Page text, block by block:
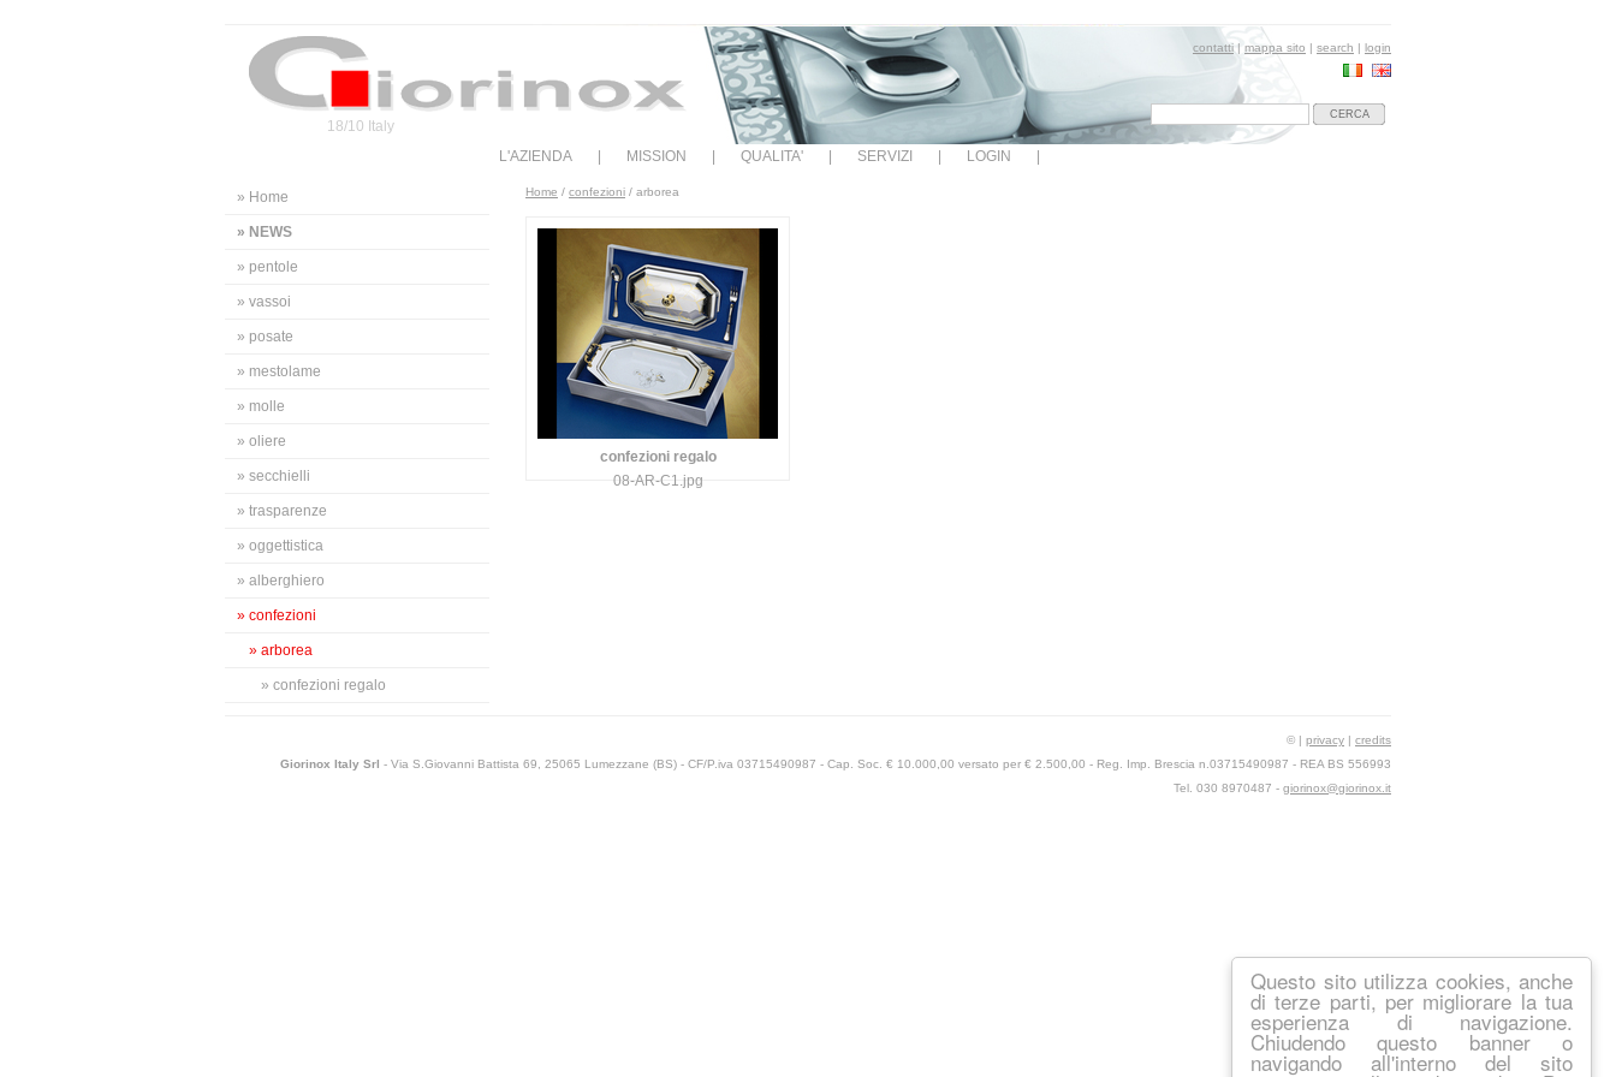
Questo sito utilizza cookies, anche
di terze parti, per migliorare la tua
esperienza di navigazione.
Chiudendo questo banner o
navigando all'interno del sito
18/10 Italy
contatti | mappa sito | search | login
CERCA
L'AZIENDA MISSION QUALITA' SERVIZI LOGIN
» Home
» NEWS
» pentole
» vassoi
» posate
» mestolame
» molle
» oliere
» secchielli
» trasparenze
» oggettistica
» alberghiero
» confezioni
» arborea
» confezioni regalo
Home / confezioni / arborea
confezioni regalo
08-AR-C1.jpg
© | privacy | credits
Giorinox Italy Srl - Via S.Giovanni Battista 69, 25065 Lumezzane (BS) - CF/P.iva 03715490987 - Cap. Soc. € 10.000,00 versato per € 2.500,00 - Reg. Imp. Brescia n.03715490987 - REA BS 556993
Tel. 030 8970487 - giorinox@giorinox.it